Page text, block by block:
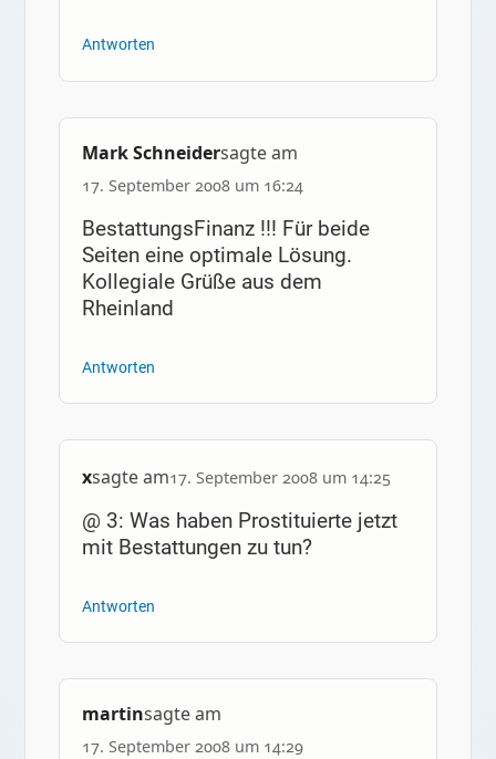
Antworten
Mark Schneidersagte am
17. September 2008 um 16:24
BestattungsFinanz !!! Für beide
Seiten eine optimale Lösung.
Kollegiale Grüße aus dem
Rheinland
Antworten
xsagte am17. September 2008 um 14:25
@ 3: Was haben Prostituierte jetzt
mit Bestattungen zu tun?
Antworten
martinsagte am
17. September 2008 um 14:29